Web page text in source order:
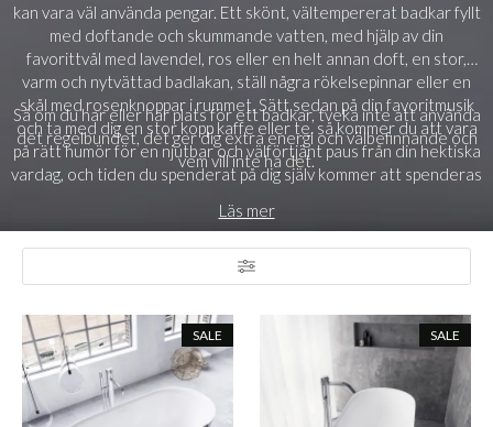
kan vara väl använda pengar. Ett skönt, vältempererat badkar fyllt
med doftande och skummande vatten, med hjälp av din
favorittvål med lavendel, ros eller en helt annan doft, en stor,
varm och nytvättad badlakan, ställ några rökelsepinnar eller en
skål med rosenknoppar i rummet. Sätt sedan på din favoritmusik
och ta med dig en stor kopp kaffe eller te, så kommer du att vara
på rätt humör för en njutbar och välförtjänt paus från din hektiska
vardag, och tiden du spenderat på dig själv kommer att spenderas
ett gott humör efteråt.
Så om du har eller har plats för ett badkar, tveka inte att använda
det regelbundet, det ger dig extra energi och välbefinnande och
vem vill inte ha det.
Läs mer
SALE SALE